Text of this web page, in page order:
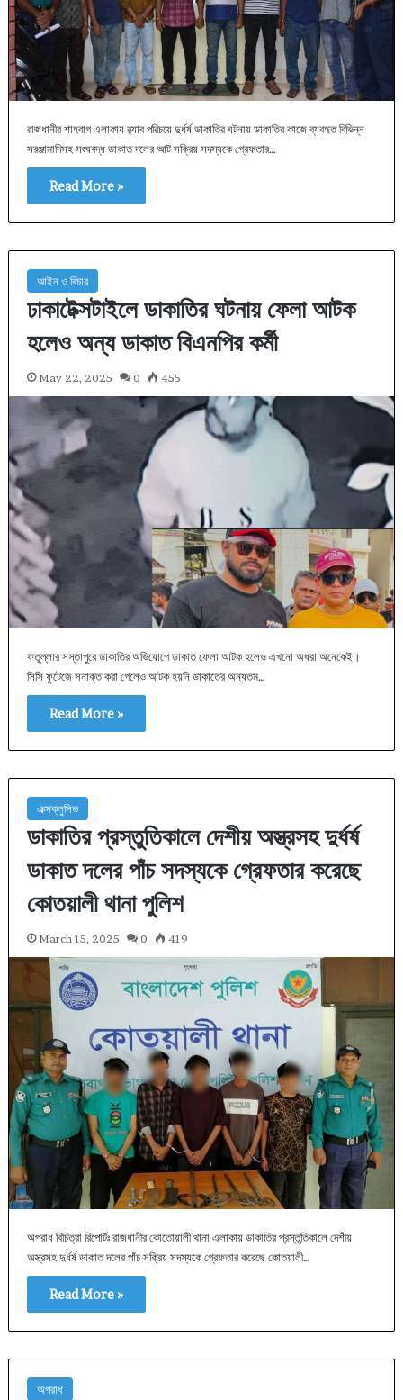
রাজধানীর শাহবাগ এলাকায় র‍্যাব পরিচয়ে দুর্ধর্ষ ডাকাতির ঘটনায় ডাকাতির কাজে ব্যবহৃত বিভিন্ন
সরঞ্জামাদিসহ সংঘবদ্ধ ডাকাত দলের আট সক্রিয় সদস্যকে গ্রেফতার…
Read More »
আইন ও বিচার
ঢাকাটেক্সটাইলে ডাকাতির ঘটনায় ফেলা আটক
হলেও অন্য ডাকাত বিএনপির কর্মী
May 22, 2025 0 455
ফতুল্লার সস্তাপুরে ডাকাতির অভিযোগে ডাকাত ফেলা আটক হলেও এখনো অধরা অনেকেই।
সিসি ফুটেজে সনাক্ত করা গেলেও আটক হয়নি ডাকাতের অন্যতম…
Read More »
এক্সক্লুসিভ
ডাকাতির প্রস্তুতিকালে দেশীয় অস্ত্রসহ দুর্ধর্ষ
ডাকাত দলের পাঁচ সদস্যকে গ্রেফতার করেছে
কোতয়ালী থানা পুলিশ
March 15, 2025 0 419
অপরাধ বিচিত্রা রিপোর্টঃ রাজধানীর কোতোয়ালী থানা এলাকায় ডাকাতির প্রস্তুতিকালে দেশীয়
অস্ত্রসহ দুর্ধর্ষ ডাকাত দলের পাঁচ সক্রিয় সদস্যকে গ্রেফতার করেছে কোতয়ালী…
Read More »
অপরাধ